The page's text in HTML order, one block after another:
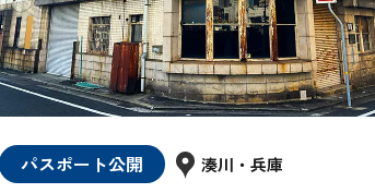
パスポート公開 湊川・兵庫